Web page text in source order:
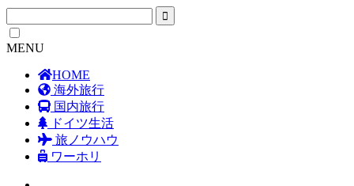
MENU
HOME
海外旅行
国内旅行
ドイツ生活
旅ノウハウ
ワーホリ